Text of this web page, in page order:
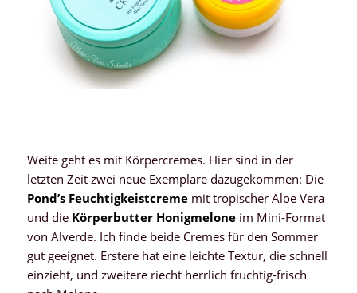
Weite geht es mit Körpercremes. Hier sind in der
letzten Zeit zwei neue Exemplare dazugekommen: Die
Pond’s Feuchtigkeistcrememit tropischer Aloe Vera
und die Körperbutter Honigmeloneim Mini-Format
von Alverde. Ich finde beide Cremes für den Sommer
gut geeignet. Erstere hat eine leichte Textur, die schnell
einzieht, und zweitere riecht herrlich fruchtig-frisch